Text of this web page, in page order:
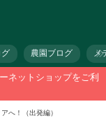
農園ブログ メ
ネットショップをご利
へ！（出発編）